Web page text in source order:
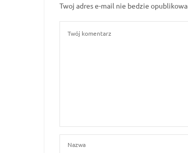
Twoj adres e-mail nie bedzie